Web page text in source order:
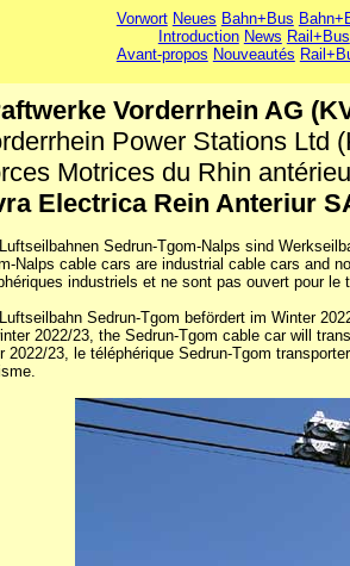
Vorwort Neues Bahn+Bus
Introduction News Rail+Bus
Avant-propos Nouveautés
Vorderrhein AG
Power Stations Ltd
Motrices du Rhin
Electrica Rein Anteriur
Sedrun-Tgom-Nalps sind
Nalps cable cars are industrial cable cars and
industriels et ne sont pas ouvert pour le
Sedrun-Tgom befördert im Winter
2022/23, the Sedrun-Tgom cable car will
2022/23, le téléphérique Sedrun-Tgom